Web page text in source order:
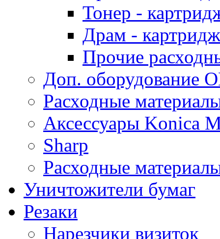
Тонер -
Драм -
Прочие
Доп. оборудование
Расходные
Аксессуары Konica
Sharp
Расходные
Уничтожители бумаг
Резаки
Нарезчики визиток